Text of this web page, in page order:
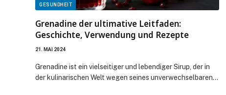
GESUNDHEIT
Grenadine der ultimative Leitfaden:
Geschichte, Verwendung und Rezepte
21. MAI 2024
Grenadine ist ein vielseitiger und lebendiger Sirup, der in
der kulinarischen Welt wegen seines unverwechselbaren…